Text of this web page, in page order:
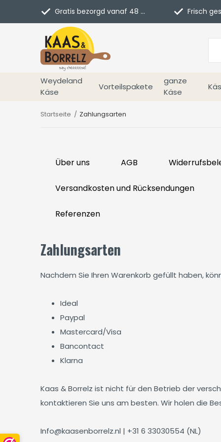
Weydeland
Käse
Vorteilspakete
ganze
Käse
Gratis bezorgd vanaf 48 euro in NL Frisch
Startseite Zahlungsarten
Über uns AGB
Versandkosten und Rücksendungen
Referenzen
Zahlungsarten
Nachdem Sie Ihren Warenkorb gefüllt haben,
Ideal
Paypal
Mastercard/Visa
Bancontact
Klarna
Kaas & Borrelz ist nicht für den Betrieb der
kontaktieren Sie uns am besten. Wir holen die
Info@kaasenborrelz.nl | +31 6 33030554 (NL)